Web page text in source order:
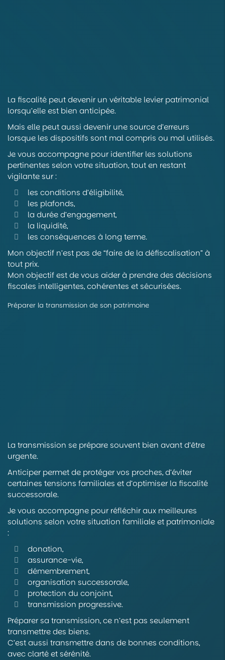
La fiscalité peut devenir un véritable levier patrimonial
lorsqu’elle est bien anticipée.
Mais elle peut aussi devenir une source d’erreurs
lorsque les dispositifs sont mal compris ou mal utilisés.
Je vous accompagne pour identifier les solutions
pertinentes selon votre situation, tout en restant
vigilante sur :
les conditions d’éligibilité,
les plafonds,
la durée d’engagement,
la liquidité,
les conséquences à long terme.
Mon objectif n’est pas de “faire de la défiscalisation” à
tout prix.
Mon objectif est de vous aider à prendre des décisions
fiscales intelligentes, cohérentes et sécurisées.
Préparer la transmission de son patrimoine
La transmission se prépare souvent bien avant d’être
urgente.
Anticiper permet de protéger vos proches, d’éviter
certaines tensions familiales et d’optimiser la fiscalité
successorale.
Je vous accompagne pour réfléchir aux meilleures
solutions selon votre situation familiale et patrimoniale
:
donation,
assurance-vie,
démembrement,
organisation successorale,
protection du conjoint,
transmission progressive.
Préparer sa transmission, ce n’est pas seulement
transmettre des biens.
C’est aussi transmettre dans de bonnes conditions,
avec clarté et sérénité.